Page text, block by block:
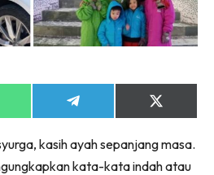
Share
on
Share
on
(Twitter)
kasih ayah sepanjang masa.
kata-kata indah atau